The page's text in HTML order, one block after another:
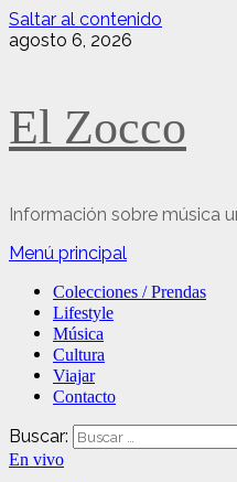
Saltar al contenido
agosto 6, 2026
El Zocco
Información sobre música
Menú principal
Colecciones / Prendas
Lifestyle
Música
Cultura
Viajar
Contacto
Buscar:
En vivo